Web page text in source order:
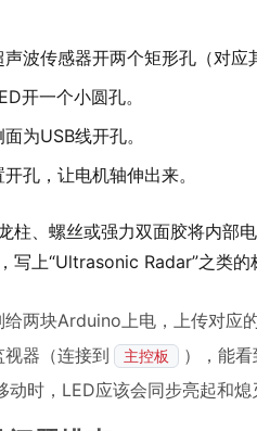
波传感器开两个矩形孔（对应
开一个小圆孔。
为USB线开孔。
孔，让电机轴伸出来。
柱、螺丝或强力双面胶将内部
写上“Ultrasonic Radar”之类的
两块Arduino上电，上传对应
器（连接到
主控板
），能
时，LED应该会同步亮起和熄